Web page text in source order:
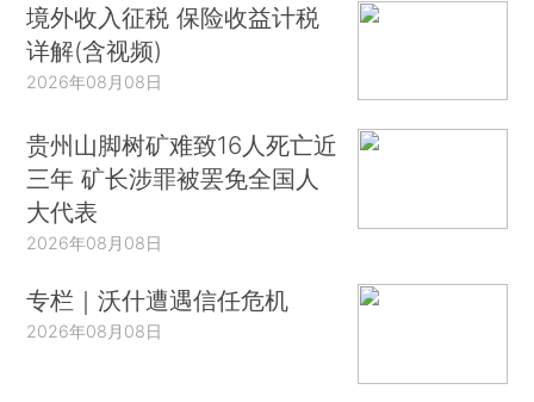
境外收入征税 保险收益计税
详解(含视频)
2026年08月08日
贵州山脚树矿难致16人死亡近
三年 矿长涉罪被罢免全国人
大代表
2026年08月08日
专栏｜沃什遭遇信任危机
2026年08月08日